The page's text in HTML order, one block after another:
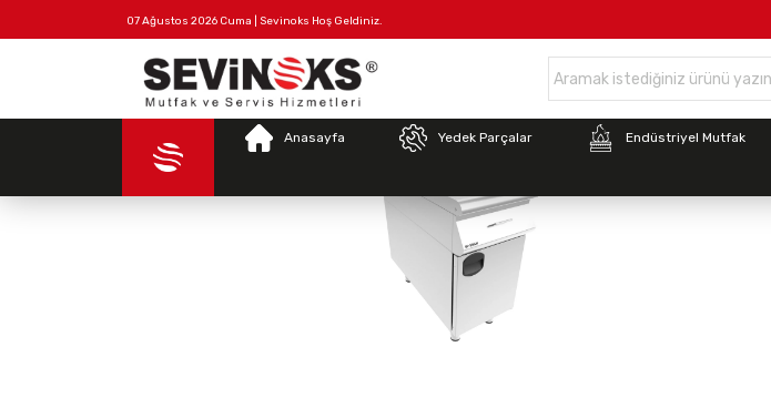
07 Ağustos 2026 Cuma | Sevinoks Hoş Geldiniz.
Tüm
Hakkımızdaİletişim
Anasayfa
Yedek Parçalar Endüstriyel Mutfak